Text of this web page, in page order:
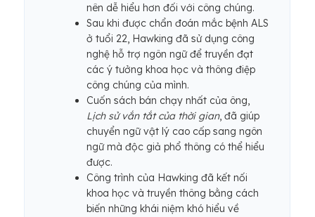
nên dễ hiểu hơn đối với công chúng.
Sau khi được chẩn đoán mắc bệnh ALS
ở tuổi 22, Hawking đã sử dụng công
nghệ hỗ trợ ngôn ngữ để truyền đạt
các ý tưởng khoa học và thông điệp
công chúng của mình.
Cuốn sách bán chạy nhất của ông,
Lịch sử vắn tắt của thời gian, đã giúp
chuyển ngữ vật lý cao cấp sang ngôn
ngữ mà độc giả phổ thông có thể hiểu
được.
Công trình của Hawking đã kết nối
khoa học và truyền thông bằng cách
biến những khái niệm khó hiểu về